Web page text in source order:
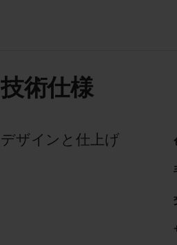
技術仕様
デザインと仕上げ